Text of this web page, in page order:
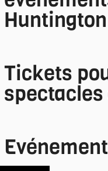
Huntington
Tickets